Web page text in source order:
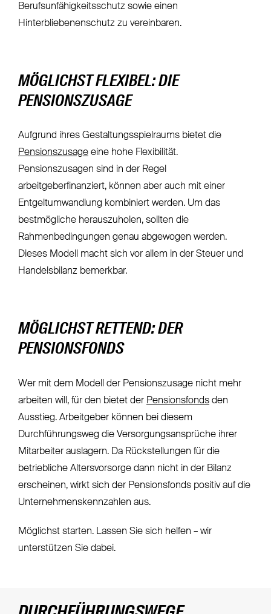
Berufsunfähigkeitsschutz sowie einen
Hinterbliebenenschutz zu vereinbaren.
MÖGLICHST FLEXIBEL: DIE
PENSIONSZUSAGE
Aufgrund ihres Gestaltungsspielraums bietet die
Pensionszusageeine hohe Flexibilität.
Pensionszusagen sind in der Regel
arbeitgeberfinanziert, können aber auch mit einer
Entgeltumwandlung kombiniert werden. Um das
bestmögliche herauszuholen, sollten die
Rahmenbedingungen genau abgewogen werden.
Dieses Modell macht sich vor allem in der Steuer und
Handelsbilanz bemerkbar.
MÖGLICHST RETTEND: DER
PENSIONSFONDS
Wer mit dem Modell der Pensionszusage nicht mehr
arbeiten will, für den bietet der Pensionsfondsden
Ausstieg. Arbeitgeber können bei diesem
Durchführungsweg die Versorgungsansprüche ihrer
Mitarbeiter auslagern. Da Rückstellungen für die
betriebliche Altersvorsorge dann nicht in der Bilanz
erscheinen, wirkt sich der Pensionsfonds positiv auf die
Unternehmenskennzahlen aus.
Möglichst starten. Lassen Sie sich helfen – wir
unterstützen Sie dabei.